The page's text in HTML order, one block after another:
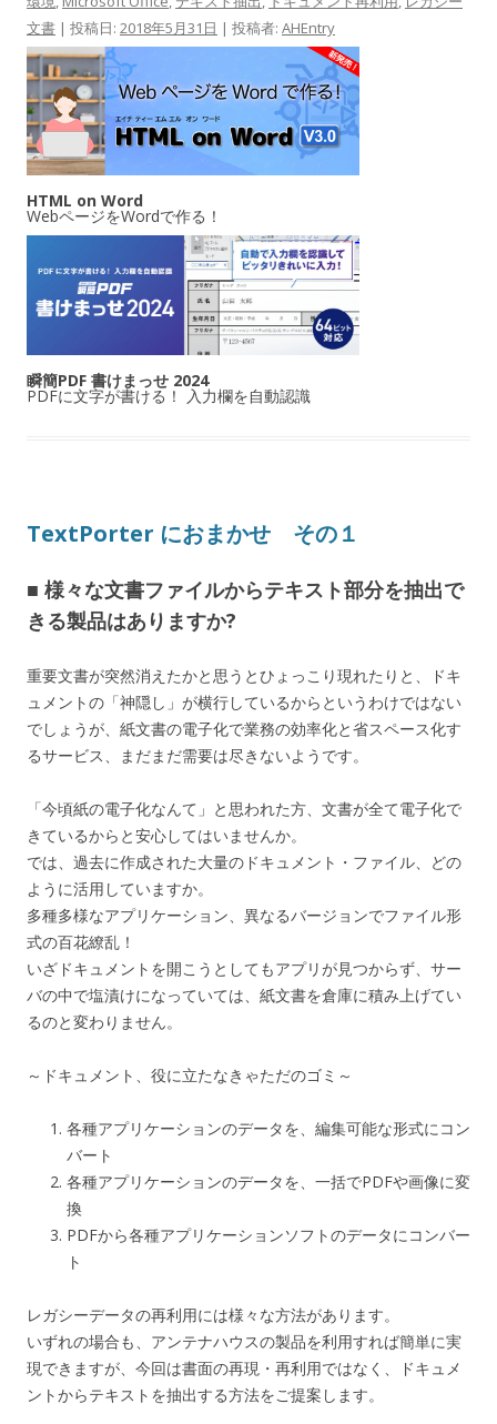
文書 | 投稿日: 2018年5月31日 | 投稿者: AHEntry
HTML on Word
WebページをWordで作る！
瞬簡PDF 書けまっせ 2024
PDFに文字が書ける！ 入力欄を自動認識
TextPorter におまかせ その１
■ 様々な文書ファイルからテキスト部分を抽出で
きる製品はありますか?
重要文書が突然消えたかと思うとひょっこり現れたりと、ドキ
ュメントの「神隠し」が横行しているからというわけではない
でしょうが、紙文書の電子化で業務の効率化と省スペース化す
るサービス、まだまだ需要は尽きないようです。
「今頃紙の電子化なんて」と思われた方、文書が全て電子化で
きているからと安心してはいませんか。
では、過去に作成された大量のドキュメント・ファイル、どの
ように活用していますか。
多種多様なアプリケーション、異なるバージョンでファイル形
式の百花繚乱！
いざドキュメントを開こうとしてもアプリが見つからず、サー
バの中で塩漬けになっていては、紙文書を倉庫に積み上げてい
るのと変わりません。
～ドキュメント、役に立たなきゃただのゴミ～
各種アプリケーションのデータを、編集可能な形式にコン
バート
各種アプリケーションのデータを、一括でPDFや画像に変
換
PDFから各種アプリケーションソフトのデータにコンバー
ト
レガシーデータの再利用には様々な方法があります。
いずれの場合も、アンテナハウスの製品を利用すれば簡単に実
現できますが、今回は書面の再現・再利用ではなく、ドキュメ
ントからテキストを抽出する方法をご提案します。